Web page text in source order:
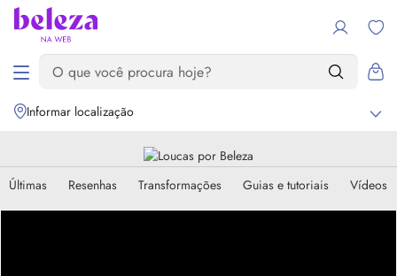
Informar localização
Últimas Resenhas Transformações Guias e tutoriais Vídeos